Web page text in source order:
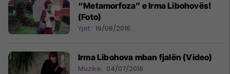
“Metamorfoza” e Irma Libohovës!
(Foto)
Yjet 19/08/2016
Irma Libohova mban fjalën (Video)
Muzikë 04/07/2016